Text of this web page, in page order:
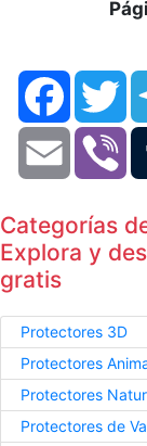
Facebook
Email
Categorías
Explora y
gratis
Protectores 3D
Protectores
Protectores
Protectores de